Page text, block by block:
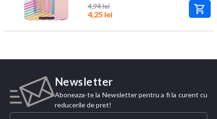
4,94 lei
4,25 lei
Newsletter
Aboneaza-te la Newsletter pentru a fi la curent cu
reducerile de pret!